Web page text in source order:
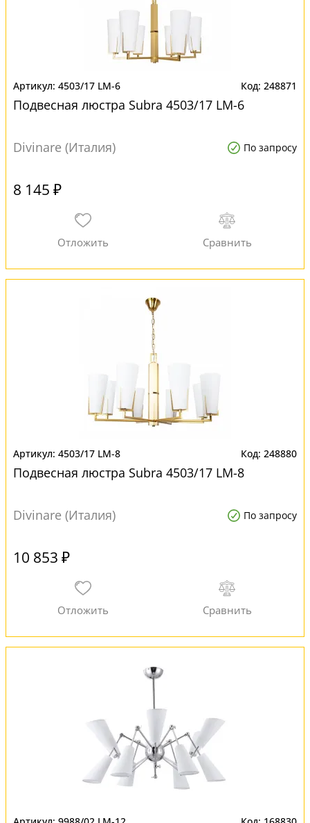
4503/17 LM-6 248871
Подвесная люстра Subra 4503/17 LM-6
Divinare (Италия) По запросу
8 145 ₽
4503/17 LM-8 248880
Подвесная люстра Subra 4503/17 LM-8
Divinare (Италия) По запросу
10 853 ₽